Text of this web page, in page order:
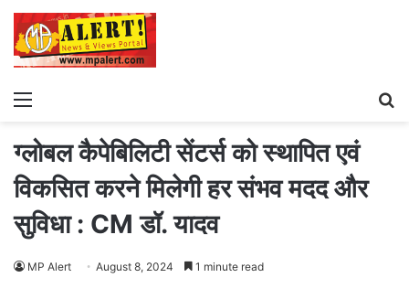
Menu
ग्लोबल कैपेबिलिटी सेंटर्स को स्थापित एवं
विकसित करने मिलेगी हर संभव मदद और
सुविधा : CM डॉ. यादव
MP Alert August 8, 2024 1 minute read